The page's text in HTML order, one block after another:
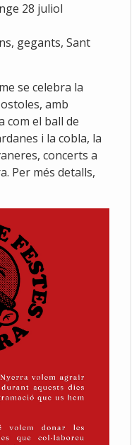
28 juliol
gegants, Sant
se celebra la
amb
com el ball de
i la cobla, la
concerts a
Per més detalls,